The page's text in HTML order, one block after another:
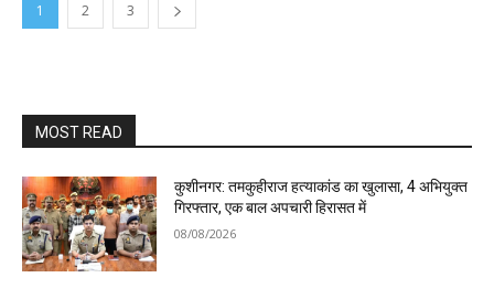
1 2 3
MOST READ
कुशीनगर: तमकुहीराज हत्याकांड का खुलासा, 4 अभियुक्त
गिरफ्तार, एक बाल अपचारी हिरासत में
08/08/2026